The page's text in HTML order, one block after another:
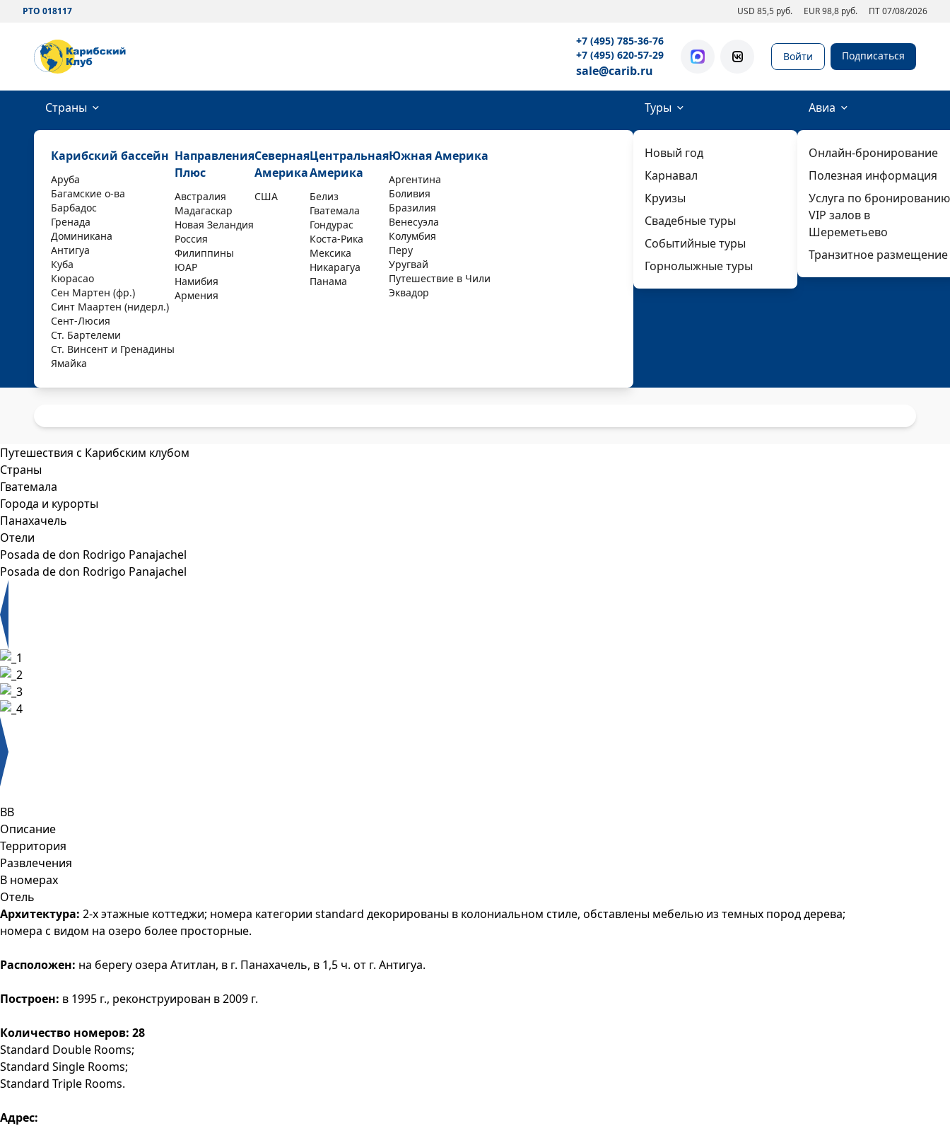
РТО 018117 USD 85,5 руб. EUR 98,8 руб. ПТ 07/08/2026
+7 (495) 785-36-76
+7 (495) 620-57-29
sale@carib.ru
Войти Подписаться
Страны
Карибский бассейн
Аруба
Багамские о-ва
Барбадос
Гренада
Доминикана
Антигуа
Куба
Кюрасао
Сен Мартен (фр.)
Синт Маартен (нидерл.)
Сент-Люсия
Ст. Бартелеми
Ст. Винсент и Гренадины
Ямайка
Направления
Плюс
Австралия
Мадагаскар
Новая Зеландия
Россия
Филиппины
ЮАР
Намибия
Армения
Северная
Америка
США
Центральная
Америка
Белиз
Гватемала
Гондурас
Коста-Рика
Мексика
Никарагуа
Панама
Южная Америка
Аргентина
Боливия
Бразилия
Венесуэла
Колумбия
Перу
Уругвай
Путешествие в Чили
Эквадор
Туры
Новый год
Карнавал
Круизы
Свадебные туры
Событийные туры
Горнолыжные туры
Авиа
Онлайн-бронирование
Полезная информация
Услуга по бронированию
VIP залов в
Шереметьево
Транзитное размещение
Путешествия с Карибским клубом
Страны
Гватемала
Города и курорты
Панахачель
Отели
Posada de don Rodrigo Panajachel
Posada de don Rodrigo Panajachel
BB
Описание
Территория
Развлечения
В номерах
Отель
Архитектура: 2-х этажные коттеджи; номера категории standard декорированы в колониальном стиле, обставлены мебелью из темных пород дерева;
номера с видом на озеро более просторные.
Расположен: на берегу озера Атитлан, в г. Панахачель, в 1,5 ч. от г. Антигуа.
Построен: в 1995 г., реконструирован в 2009 г.
Количество номеров: 28
Standard Double Rooms;
Standard Single Rooms;
Standard Triple Rooms.
Адрес: